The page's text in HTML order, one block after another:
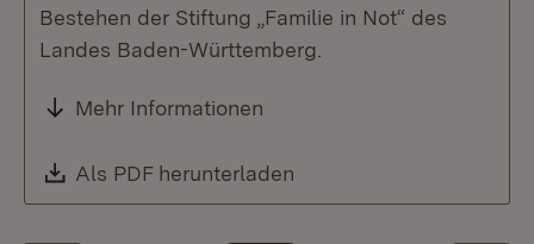
Bestehen der Stiftung „Familie in Not“ des
Landes Baden-Württemberg.
Mehr Informationen
Download:
Als PDF herunterladen